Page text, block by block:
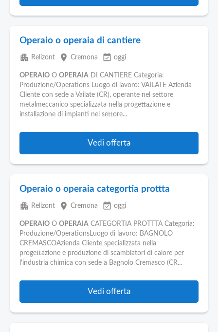
Operaio o operaia di cantiere
apartment Relizont place Cremona event_available oggi
OPERAIO O OPERAIA DI CANTIERE Categoria:
Produzione/Operations Luogo di lavoro: VAILATE Azienda
Cliente con sede a Vailate (CR), operante nel settore
metalmeccanico specializzata nella progettazione e
installazione di impianti nel settore...
Vedi offerta
Operaio o operaia categortia prottta
apartment Relizont place Cremona event_available oggi
OPERAIO O OPERAIA CATEGORTIA PROTTTA Categoria:
Produzione/OperationsLuogo di lavoro: BAGNOLO
CREMASCOAzienda Cliente specializzata nella
progettazione e produzione di scambiatori di calore per
l'industria chimica con sede a Bagnolo Cremasco (CR...
Vedi offerta